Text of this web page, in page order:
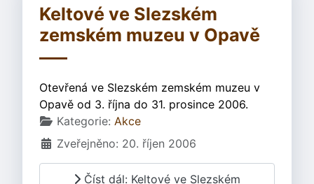
Keltové ve Slezském
zemském muzeu v Opavě
Otevřená ve Slezském zemském muzeu v
Opavě od 3. října do 31. prosince 2006.
Základní údaje
Kategorie: Akce
Zveřejněno: 20. říjen 2006
Číst dál: Keltové ve Slezském